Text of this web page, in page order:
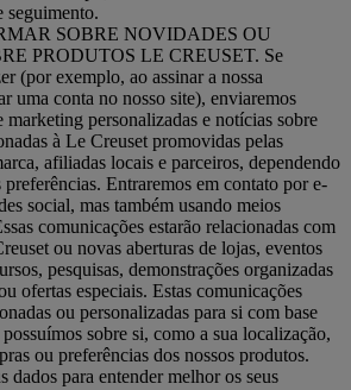
seguimento.
SOBRE NOVIDADES OU
PRODUTOS LE CREUSET. Se
(por exemplo, ao assinar a nossa
uma conta no nosso site), enviaremos
marketing personalizadas e notícias sobre
à Le Creuset promovidas pelas
afiliadas locais e parceiros, dependendo
preferências. Entraremos em contato por e-
social, mas também usando meios
comunicações estarão relacionadas com
ou novas aberturas de lojas, eventos
pesquisas, demonstrações organizadas
ofertas especiais. Estas comunicações
ou personalizadas para si com base
sobre si, como a sua localização,
ou preferências dos nossos produtos.
dados para entender melhor os seus